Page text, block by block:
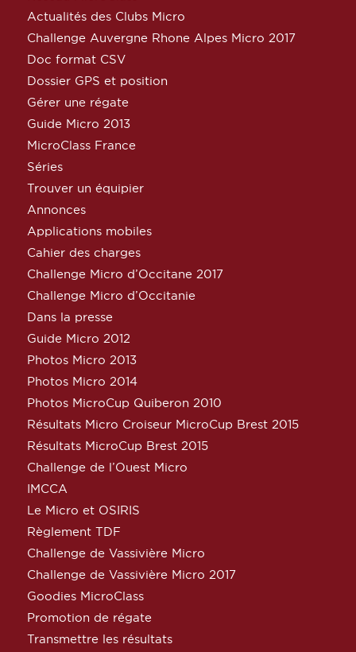
Actualités des Clubs Micro
Challenge Auvergne Rhone Alpes Micro 2017
Doc format CSV
Dossier GPS et position
Gérer une régate
Guide Micro 2013
MicroClass France
Séries
Trouver un équipier
Annonces
Applications mobiles
Cahier des charges
Challenge Micro d’Occitane 2017
Challenge Micro d’Occitanie
Dans la presse
Guide Micro 2012
Photos Micro 2013
Photos Micro 2014
Photos MicroCup Quiberon 2010
Résultats Micro Croiseur MicroCup Brest 2015
Résultats MicroCup Brest 2015
Challenge de l’Ouest Micro
IMCCA
Le Micro et OSIRIS
Règlement TDF
Challenge de Vassivière Micro
Challenge de Vassivière Micro 2017
Goodies MicroClass
Promotion de régate
Transmettre les résultats